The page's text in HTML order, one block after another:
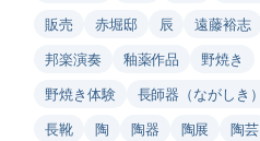
販売
赤堀邸 辰
遠藤裕志
邦楽演奏
釉薬作品
野焼き
野焼き体験
長師器（ながしき）
長靴
陶 陶器 陶展
陶芸